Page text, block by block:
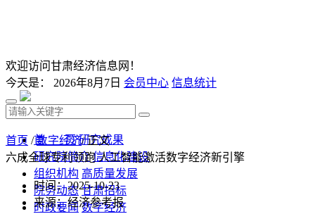
欢迎访问甘肃经济信息网！
今天是： 2026年8月7日 会员中心 信息统计
首 页 研究成果
研究院简介 信息化建设
组织机构 高质量发展
院务动态 甘肃招标
时政要闻 数字经济
首页 /数字经济/ 正文
六成全球专利领跑 人工智能激活数字经济新引擎
时间：2025-10-23
来源：经济参考报